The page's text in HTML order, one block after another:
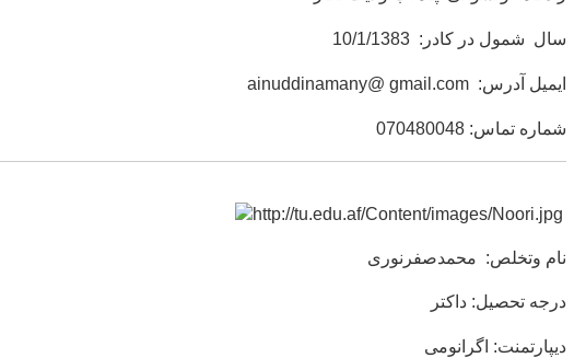
سال شمول در کادر: 10/1/1383
ایمیل آدرس: ainuddinamany@ gmail.com
شماره تماس: 070480048
نام وتخلص: محمدصفرنوری
درجه تحصیل: داکتر
دیپارتمنت: اگرانومی